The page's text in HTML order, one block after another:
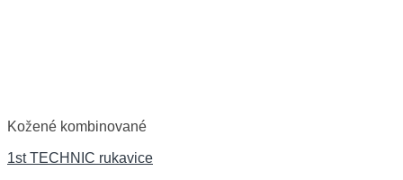
Kožené kombinované
1st TECHNIC rukavice